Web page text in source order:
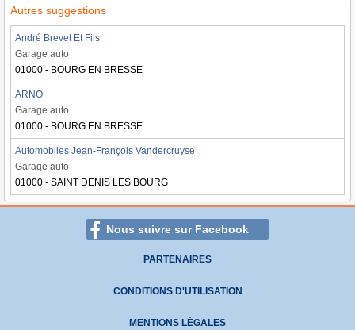
Autres suggestions
André Brevet Et Fils
Garage auto
01000 - BOURG EN BRESSE
ARNO
Garage auto
01000 - BOURG EN BRESSE
Automobiles Jean-François Vandercruyse
Garage auto
01000 - SAINT DENIS LES BOURG
Nous suivre sur Facebook
PARTENAIRES
CONDITIONS D'UTILISATION
MENTIONS LÉGALES